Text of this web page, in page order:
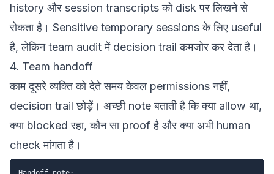
history और session transcripts को disk पर लिखने से
रोकता है। Sensitive temporary sessions के लिए useful
है, लेकिन team audit में decision trail कमजोर कर देता है।
4. Team handoff
काम दूसरे व्यक्ति को देते समय केवल permissions नहीं,
decision trail छोड़ें। अच्छी note बताती है कि क्या allow था,
क्या blocked रहा, कौन सा proof है और क्या अभी human
check मांगता है।